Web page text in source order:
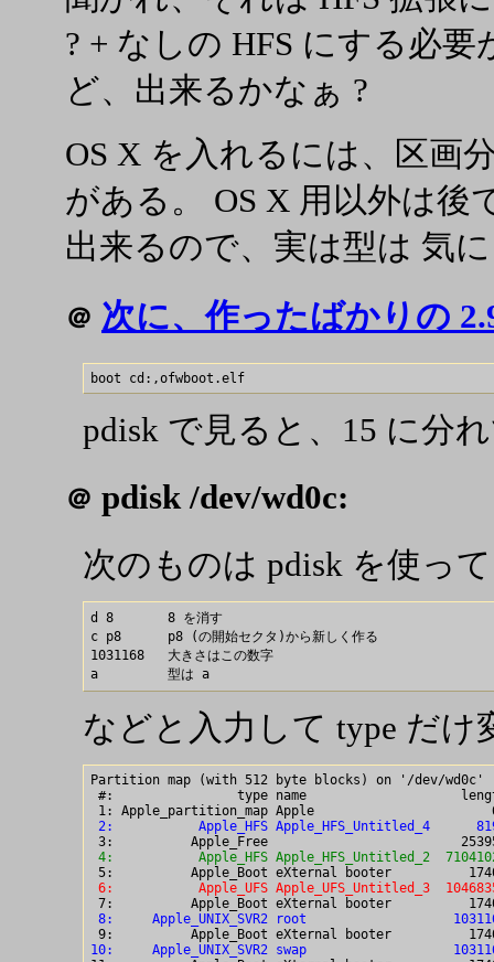
? + なしの HFS にする必
ど、出来るかなぁ ?
OS X を入れるには、区画
がある。 OS X 用以外は後
出来るので、実は型は 気
＠ 次に、作ったばかりの
pdisk で見ると、15 に分
＠ pdisk /dev/wd0c:
次のものは pdisk を使っ
d 8       8 を消す
c p8      p8 (の開始セクタ)から新しく作る
1031168   大きさはこの数字
などと入力して type だけ
Partition map (with 512 byte blocks) on '/dev/wd0c'
#:                type name
2:           Apple_HFS Apple_HFS_Untitled_4
4:           Apple_HFS Apple_HFS_Untitled_2
6:           Apple_UFS Apple_UFS_Untitled_3
8:     Apple_UNIX_SVR2 root                   1031168
10:     Apple_UNIX_SVR2 swap